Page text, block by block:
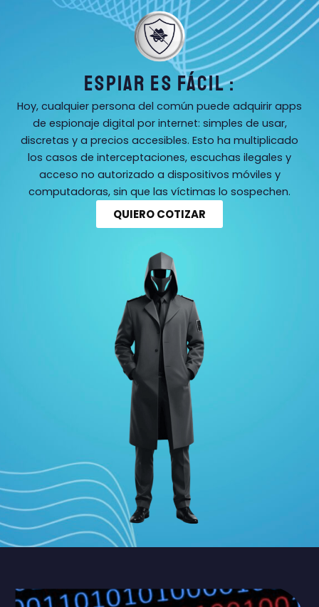
ESPIAR ES FÁCIL :
Hoy, cualquier persona del común puede adquirir apps
de espionaje digital por internet: simples de usar,
discretas y a precios accesibles. Esto ha multiplicado
los casos de interceptaciones, escuchas ilegales y
acceso no autorizado a dispositivos móviles y
computadoras, sin que las víctimas lo sospechen.
QUIERO COTIZAR